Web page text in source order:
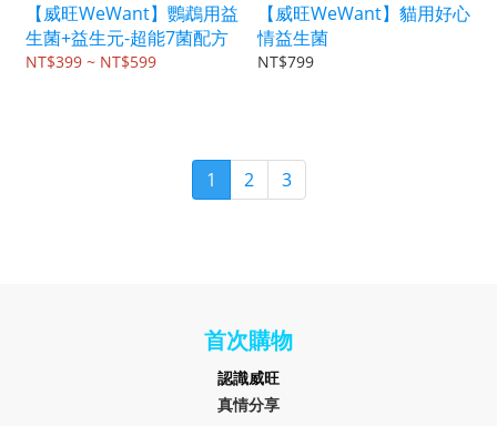
【威旺WeWant】鸚鵡用益
生菌+益生元-超能7菌配方
NT$399 ~ NT$599
【威旺WeWant】貓用好心
情益生菌
NT$799
1 2 3
首次購物
認識威旺
真情分享